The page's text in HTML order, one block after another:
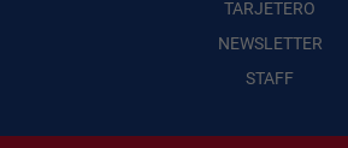
TARJETERO
NEWSLETTER
STAFF